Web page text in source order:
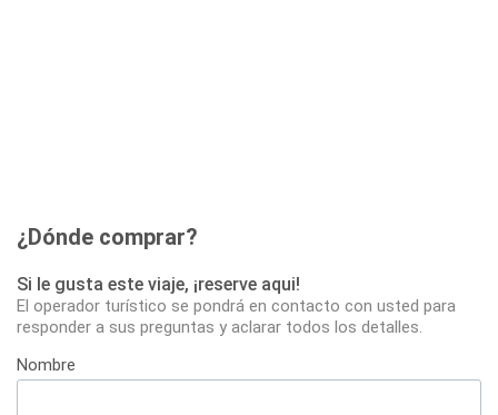
¿Dónde comprar?
Si le gusta este viaje, ¡reserve aqui!
El operador turístico se pondrá en contacto con usted para
responder a sus preguntas y aclarar todos los detalles.
Nombre